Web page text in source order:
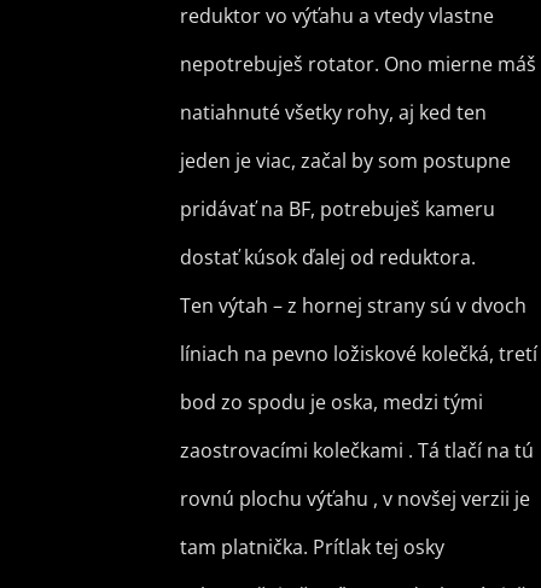
reduktor vo výťahu a vtedy vlastne
nepotrebuješ rotator. Ono mierne máš
natiahnuté všetky rohy, aj ked ten
jeden je viac, začal by som postupne
pridávať na BF, potrebuješ kameru
dostať kúsok ďalej od reduktora.
Ten výtah – z hornej strany sú v dvoch
líniach na pevno ložiskové kolečká, tretí
bod zo spodu je oska, medzi tými
zaostrovacími kolečkami . Tá tlačí na tú
rovnú plochu výťahu , v novšej verzii je
tam platnička. Prítlak tej osky